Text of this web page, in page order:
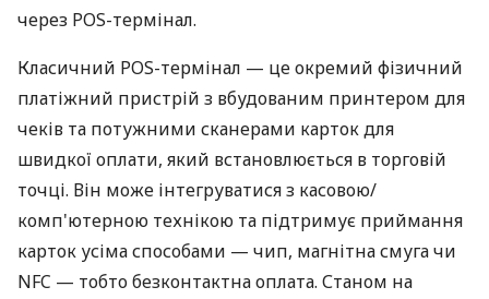
через POS-термінал.
Класичний POS-термінал — це окремий фізичний
платіжний пристрій з вбудованим принтером для
чеків та потужними сканерами карток для
швидкої оплати, який встановлюється в торговій
точці. Він може інтегруватися з касовою/
комп'ютерною технікою та підтримує приймання
карток усіма способами — чип, магнітна смуга чи
NFC — тобто безконтактна оплата. Станом на